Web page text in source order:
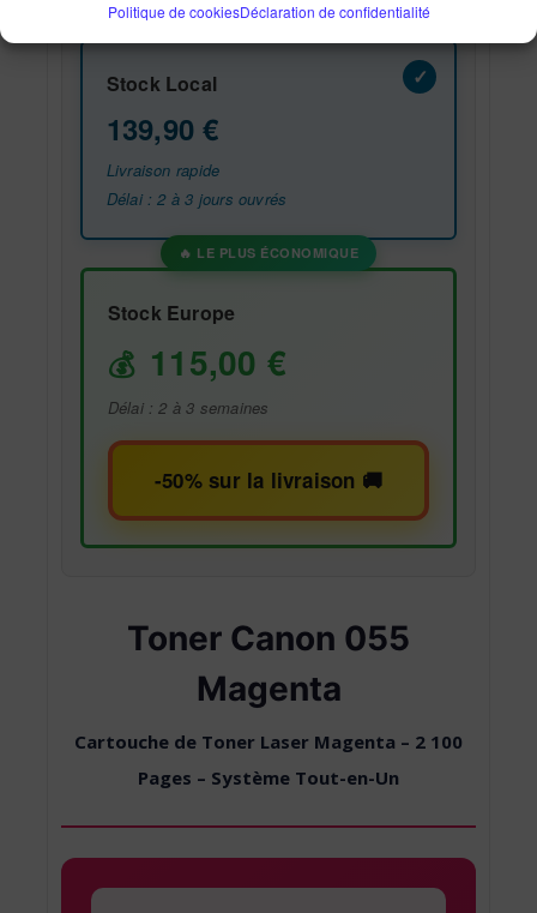
Politique de cookiesDéclaration de confidentialité
Stock Local
139,90€
Livraison rapide
Délai : 2 à 3 jours ouvrés
Stock Europe
115,00 €
Délai : 2 à 3 semaines
-50% sur la livraison 🚚
Toner Canon 055
Magenta
Cartouche de Toner Laser Magenta – 2 100
Pages – Système Tout-en-Un